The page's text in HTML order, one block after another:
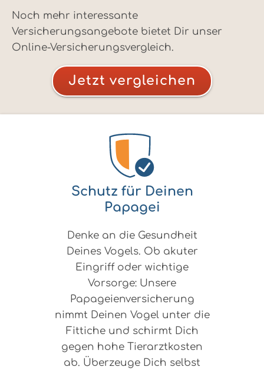
Noch mehr interessante
Versicherungsangebote bietet Dir unser
Online-Versicherungsvergleich.
Jetzt vergleichen
Schutz für Deinen
Papagei
Denke an die Gesundheit
Deines Vogels. Ob akuter
Eingriff oder wichtige
Vorsorge: Unsere
Papageienversicherung
nimmt Deinen Vogel unter die
Fittiche und schirmt Dich
gegen hohe Tierarztkosten
ab. Überzeuge Dich selbst